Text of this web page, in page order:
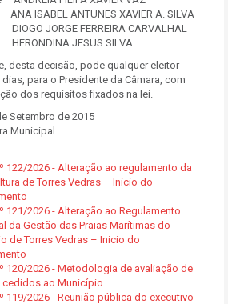
ISABEL ANTUNES XAVIER A. SILVA
JORGE FERREIRA CARVALHAL
JESUS SILVA
desta decisão, pode qualquer eleitor
para o Presidente da Câmara, com
dos requisitos fixados na lei.
Setembro de 2015
Municipal
122/2026 - Alteração ao regulamento da
de Torres Vedras – Início do
121/2026 - Alteração ao Regulamento
da Gestão das Praias Marítimas do
de Torres Vedras – Inicio do
120/2026 - Metodologia de avaliação de
cedidos ao Município
119/2026 - Reunião pública do executivo